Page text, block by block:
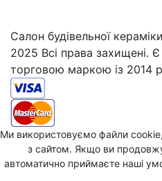
Салон будівельної
2025 Всі права захищені.
торговою маркою із 2014
Ми використовуємо файли
з сайтом. Якщо ви
автоматично приймаєте наші